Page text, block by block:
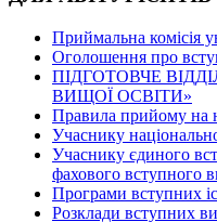
Приймальна комісія
Оголошення про
ПІДГОТОВЧЕ
ВИЩОЇ ОСВІТИ»
Правила прийому на
Учаснику
Учаснику єдиного
фахового вступного
Програми вступних
Розклади вступних